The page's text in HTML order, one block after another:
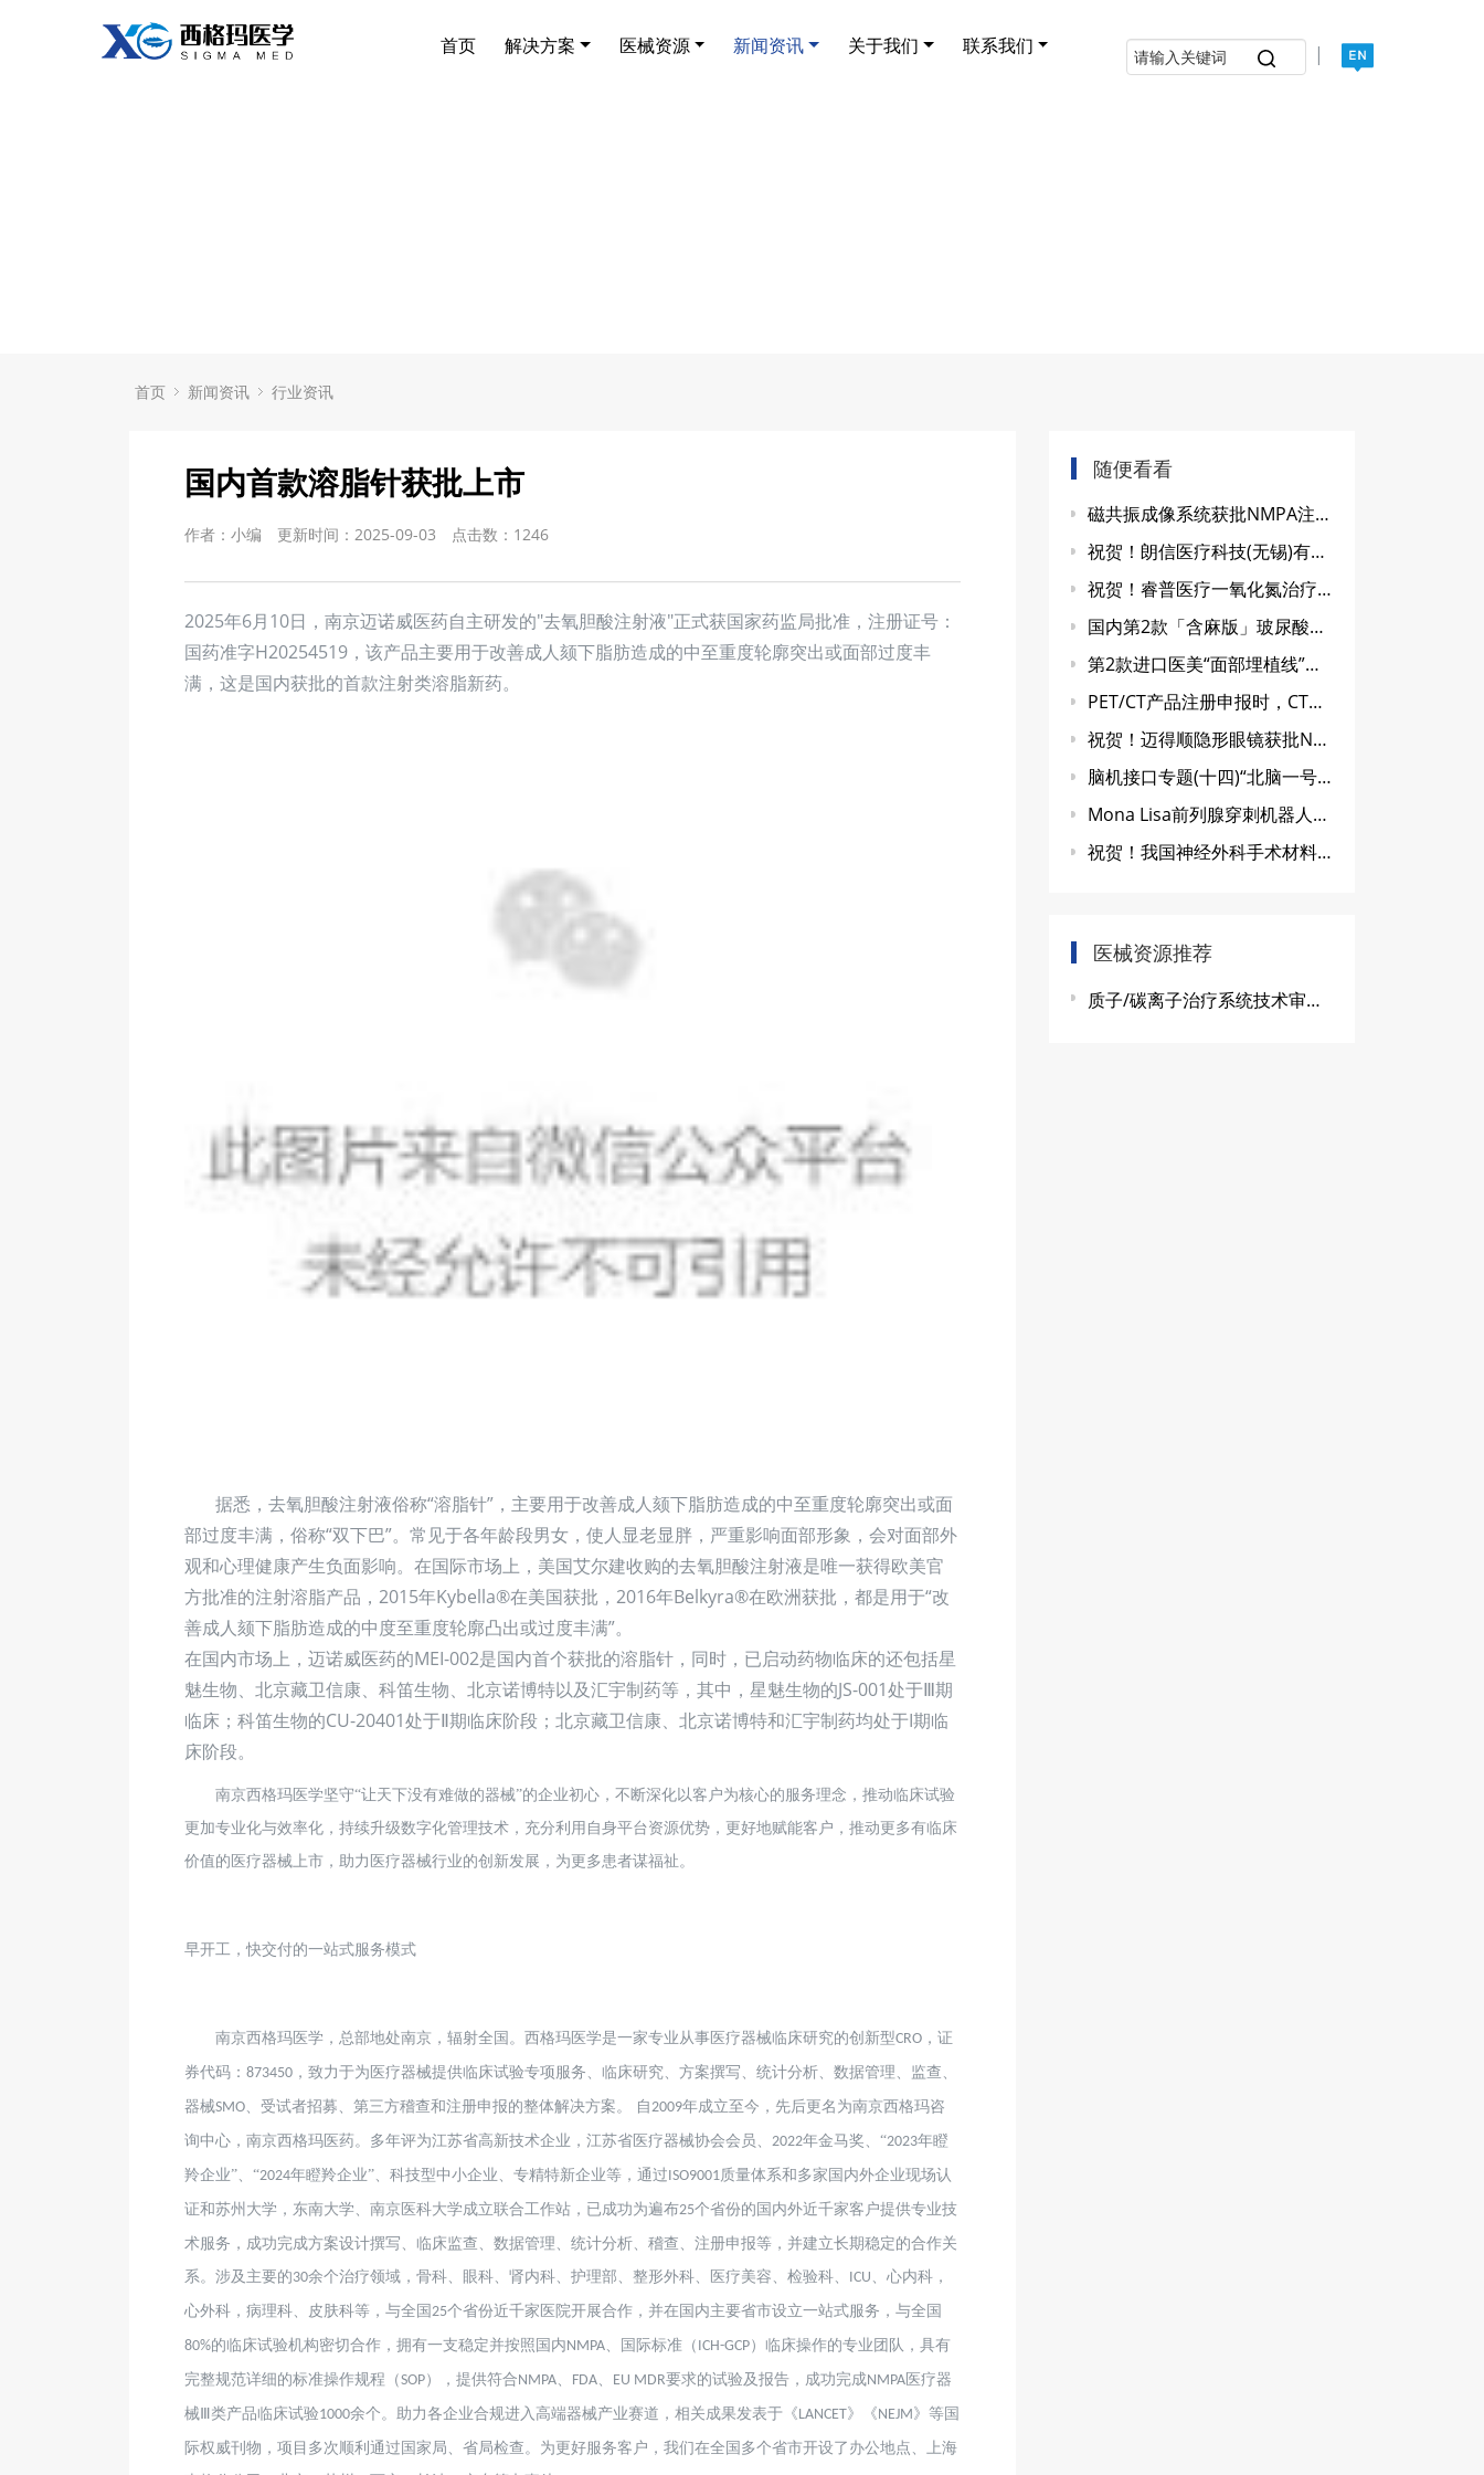
首页 解决方案 医械资源 新闻资讯 关于我们 联系我们 |
首页 新闻资讯 行业资讯
国内首款溶脂针获批上市
作者：小编 更新时间：2025-09-03 点击数： 1246
2025年6月10日，南京迈诺威医药自主研发的"去氧胆酸注射液"正式获国家药监局批准，注册证号：
国药准字H20254519，该产品主要用于改善成人颏下脂肪造成的中至重度轮廓突出或面部过度丰
满，这是国内获批的首款注射类溶脂新药。
据悉，去氧胆酸注射液俗称“溶脂针”，主要用于改善成人颏下脂肪造成的中至重度轮廓突出或面
部过度丰满，俗称“双下巴”。常见于各年龄段男女，使人显老显胖，严重影响面部形象，会对面部外
观和心理健康产生负面影响。在国际市场上，美国艾尔建收购的去氧胆酸注射液是唯一获得欧美官
方批准的注射溶脂产品，2015年Kybella®在美国获批，2016年Belkyra®在欧洲获批，都是用于“改
善成人颏下脂肪造成的中度至重度轮廓凸出或过度丰满”。
在国内市场上，迈诺威医药的MEI-002是国内首个获批的溶脂针，同时，已启动药物临床的还包括星
魅生物、北京藏卫信康、科笛生物、北京诺博特以及汇宇制药等，其中，星魅生物的JS-001处于Ⅲ期
临床；科笛生物的CU-20401处于Ⅱ期临床阶段；北京藏卫信康、北京诺博特和汇宇制药均处于I期临
床阶段。
南京西格玛医学坚守“让天下没有难做的器械”的企业初心，不断深化以客户为核心的服务理念，推动临床试验
更加专业化与效率化，持续升级数字化管理技术，充分利用自身平台资源优势，更好地赋能客户，推动更多有临床
价值的医疗器械上市，助力医疗器械行业的创新发展，为更多患者谋福祉。
早开工，快交付的一站式服务模式
南京西格玛医学，总部地处南京，辐射全国。西格玛医学是一家专业从事医疗器械临床研究的创新型CRO ，证
券代码： 873450 ，致力于为医疗器械提供临床试验专项服务、临床研究、方案撰写、统计分析、数据管理、监查、
器械SMO、受试者招募、第三方稽查和注册申报的整体解决方案。 自2009年成立至今，先后更名为南京西格玛咨
询中心，南京西格玛医药。多年评为江苏省高新技术企业，江苏省医疗器械协会会员、 2022年金马奖、“2023年瞪
羚企业”、“2024年瞪羚企业”、科技型中小企业、专精特新企业等，通过ISO9001质量体系和多家国内外企业现场认
证和苏州大学，东南大学、南京医科大学成立联合工作站，已成功为遍布25个省份的国内外近千家客户提供专业技
术服务，成功完成方案设计撰写、临床监查、数据管理、统计分析、稽查、注册申报等，并建立长期稳定的合作关
系。涉及主要的30余个治疗领域，骨科、眼科、肾内科、护理部、整形外科、医疗美容、检验科、 ICU 、心内科，
心外科，病理科、皮肤科等，与全国 25个省份近千家医院开展合作，并在国内主要省市设立一站式服务，与全国
80%的临床试验机构密切合作，拥有一支稳定并按照国内NMPA、国际标准（ ICH-GCP）临床操作的专业团队，具有
完整规范详细的标准操作规程（SOP），提供符合NMPA、 FDA、 EU MDR要求的试验及报告，成功完成NMPA 医疗器
械Ⅲ类产品临床试验1000余个。助力各企业合规进入高端器械产业赛道，相关成果发表于《LANCET》《NEJM》等国
际权威刊物，项目多次顺利通过国家局、省局检查。为更好服务客户，我们在全国多个省市开设了办公地点、上海
随便看看
磁共振成像系统获批NMPA注册证
祝贺！朗信医疗科技(无锡)有限公司一次性胰胆成像导管获药监局批准上市
祝贺！睿普医疗一氧化氮治疗仪
国内第2款「含麻版」玻尿酸「水光针」获批
第2款进口医美“面部埋植线”成功获批
PET/CT产品注册申报时，CT已取得注册证书，CT的综述资料、研究资料应如何提供
祝贺！迈得顺隐形眼镜获批NMPA注册证
脑机接口专题(十四)“北脑一号”智能脑机系统进入临床验证阶段
Mona Lisa前列腺穿刺机器人定位系统获NMPA批准上市
祝贺！我国神经外科手术材料研发获重大进展 已进入临床试验
医械资源推荐
质子/碳离子治疗系统技术审查指导原则